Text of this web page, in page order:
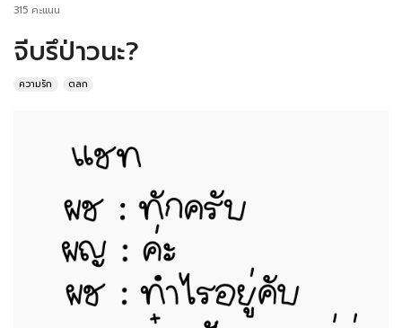
315 คะแนน
จีบรึป่าวนะ?
ความรัก ตลก